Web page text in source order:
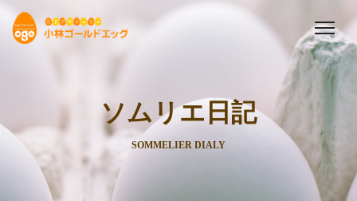
ソムリエ日記
SOMMELIER DIALY